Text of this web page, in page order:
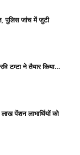
पुलिस जांच में जुटी
टम्टा ने तैयार किया...
पेंशन लाभार्थियों को